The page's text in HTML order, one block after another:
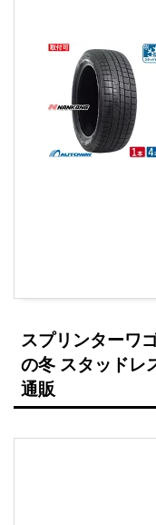
スプリンターワ
の冬 スタッドレ
通販